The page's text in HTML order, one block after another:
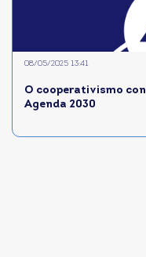
O cooperativismo
Agenda 2030
08/05/2025 13:41